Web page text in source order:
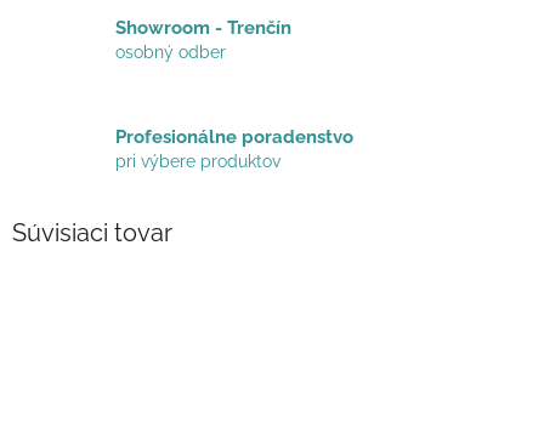
Showroom - Trenčín
osobný odber
Profesionálne poradenstvo
pri výbere produktov
Súvisiaci tovar